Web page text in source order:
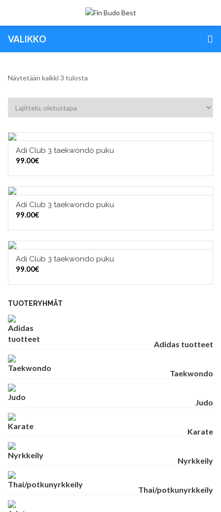
VALIKKO
Näytetään kaikki 3 tulosta
VALITSE VAIHTOEHDOISTA
Adi Club 3 taekwondo puku
99.00€
VALITSE VAIHTOEHDOISTA
Adi Club 3 taekwondo puku
99.00€
VALITSE VAIHTOEHDOISTA
Adi Club 3 taekwondo puku
99.00€
TUOTERYHMÄT
Adidas tuotteet
Taekwondo
Judo
Karate
Nyrkkeily
Thai/potkunyrkkeily